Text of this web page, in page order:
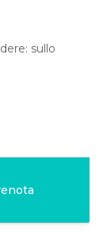
sullo